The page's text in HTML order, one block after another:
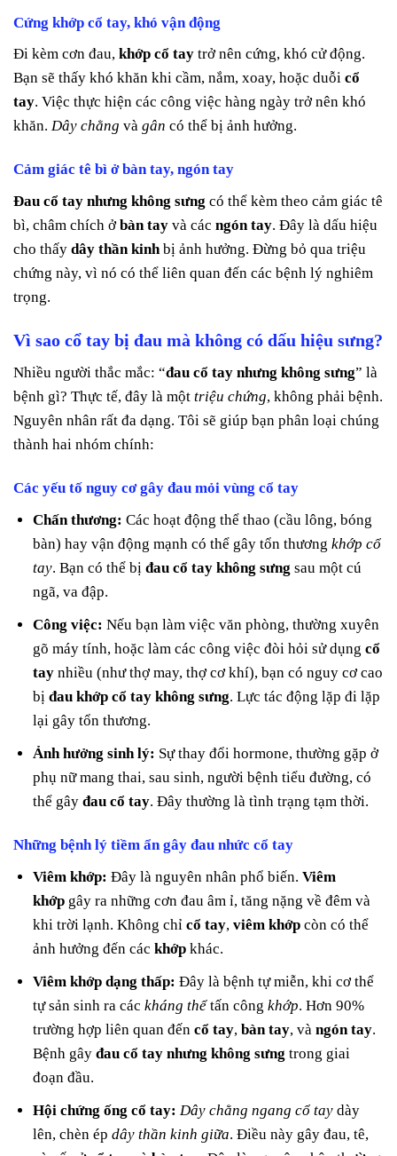
Cứng khớp cổ tay, khó vận động
Đi kèm cơn đau, khớp cổ tay trở nên cứng, khó cử động.
Bạn sẽ thấy khó khăn khi cầm, nắm, xoay, hoặc duỗi cổ
tay. Việc thực hiện các công việc hàng ngày trở nên khó
khăn. Dây chằng và gân có thể bị ảnh hưởng.
Cảm giác tê bì ở bàn tay, ngón tay
Đau cổ tay nhưng không sưng có thể kèm theo cảm giác tê
bì, châm chích ởbàn tay và các ngón tay. Đây là dấu hiệu
cho thấy dây thần kinhbị ảnh hưởng. Đừng bỏ qua triệu
chứng này, vì nó có thể liên quan đến các bệnh lý nghiêm
trọng.
Vì sao cổ tay bị đau mà không có dấu hiệu sưng?
Nhiều người thắc mắc: “đau cổ tay nhưng không sưng” là
bệnh gì? Thực tế, đây là một triệu chứng, không phải bệnh.
Nguyên nhân rất đa dạng. Tôi sẽ giúp bạn phân loại chúng
thành hai nhóm chính:
Các yếu tố nguy cơ gây đau mỏi vùng cổ tay
Chấn thương: Các hoạt động thể thao (cầu lông, bóng
bàn) hay vận động mạnh có thể gây tổn thươngkhớp cổ
tay. Bạn có thể bịđau cổ tay không sưng sau một cú
ngã, va đập.
Công việc: Nếu bạn làm việc văn phòng, thường xuyên
gõ máy tính, hoặc làm các công việc đòi hỏi sử dụngcổ
tay nhiều (như thợ may, thợ cơ khí), bạn có nguy cơ cao
bịđau khớp cổ tay không sưng. Lực tác động lặp đi lặp
lại gây tổn thương.
Ảnh hưởng sinh lý: Sự thay đổi hormone, thường gặp ở
phụ nữ mang thai, sau sinh, người bệnh tiểu đường, có
thể gâyđau cổ tay. Đây thường là tình trạng tạm thời.
Những bệnh lý tiềm ẩn gây đau nhức cổ tay
Viêm khớp: Đây là nguyên nhân phổ biến.Viêm
khớp gây ra những cơn đau âm ỉ, tăng nặng về đêm và
khi trời lạnh. Không chỉcổ tay,viêm khớp còn có thể
ảnh hưởng đến cáckhớp khác.
Viêm khớp dạng thấp: Đây là bệnh tự miễn, khi cơ thể
tự sản sinh ra cáckháng thểtấn côngkhớp. Hơn 90%
trường hợp liên quan đếncổ tay,bàn tay, vàngón tay.
Bệnh gâyđau cổ tay nhưng không sưng trong giai
đoạn đầu.
Hội chứng ống cổ tay: Dây chằng ngang cổ tay dày
lên, chèn épdây thần kinh giữa. Điều này gây đau, tê,